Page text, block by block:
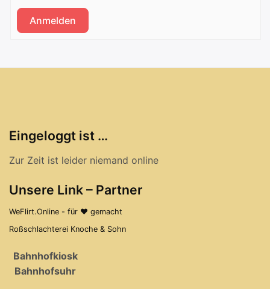
Anmelden
Eingeloggt ist …
Zur Zeit ist leider niemand online
Unsere Link – Partner
WeFlirt.Online - für ♥ gemacht
Roßschlachterei Knoche & Sohn
Bahnhofkiosk
Bahnhofsuhr